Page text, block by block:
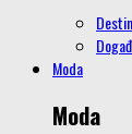
Moda
Moda